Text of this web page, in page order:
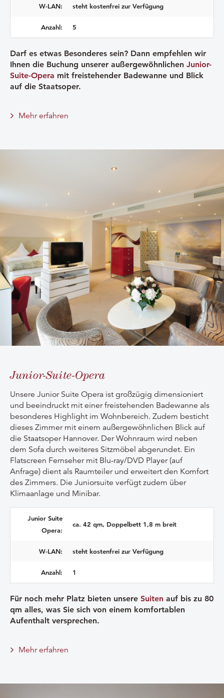
W-LAN: steht kostenfrei zur Verfügung
Anzahl: 5
Darf es etwas Besonderes sein? Dann empfehlen wir
Ihnen die Buchung unserer außergewöhnlichen Junior-
Suite-Opera mit freistehender Badewanne und Blick
auf die Staatsoper.
Mehr erfahren
Junior-Suite-Opera
Unsere Junior Suite Opera ist großzügig dimensioniert
und beeindruckt mit einer freistehenden Badewanne als
besonderes Highlight im Wohnbereich. Zudem besticht
dieses Zimmer mit einem außergewöhnlichen Blick auf
die Staatsoper Hannover. Der Wohnraum wird neben
dem Sofa durch weiteres Sitzmöbel abgerundet. Ein
Flatscreen Fernseher mit Blu-ray/DVD Player (auf
Anfrage) dient als Raumteiler und erweitert den Komfort
des Zimmers. Die Juniorsuite verfügt zudem über
Klimaanlage und Minibar.
Junior Suite
Opera:
ca. 42 qm, Doppelbett 1,8 m breit
W-LAN: steht kostenfrei zur Verfügung
Anzahl: 1
Für noch mehr Platz bieten unsere Suiten auf bis zu 80
qm alles, was Sie sich von einem komfortablen
Aufenthalt versprechen.
Mehr erfahren